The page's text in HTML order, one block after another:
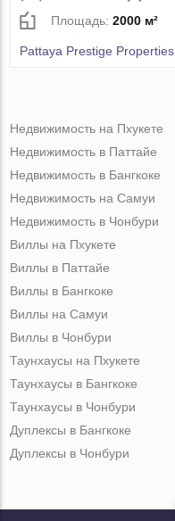
Площадь:2000 м²
Pattaya Prestige Properties
Недвижимость на Пхукете
Недвижимость в Паттайе
Недвижимость в Бангкоке
Недвижимость на Самуи
Недвижимость в Чонбури
Виллы на Пхукете
Виллы в Паттайе
Виллы в Бангкоке
Виллы на Самуи
Виллы в Чонбури
Таунхаусы на Пхукете
Таунхаусы в Бангкоке
Таунхаусы в Чонбури
Дуплексы в Бангкоке
Дуплексы в Чонбури